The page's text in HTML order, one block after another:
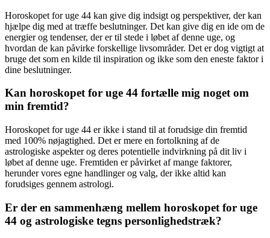
Horoskopet for uge 44 kan give dig indsigt og perspektiver, der kan
hjælpe dig med at træffe beslutninger. Det kan give dig en ide om de
energier og tendenser, der er til stede i løbet af denne uge, og
hvordan de kan påvirke forskellige livsområder. Det er dog vigtigt at
bruge det som en kilde til inspiration og ikke som den eneste faktor i
dine beslutninger.
Kan horoskopet for uge 44 fortælle mig noget om
min fremtid?
Horoskopet for uge 44 er ikke i stand til at forudsige din fremtid
med 100% nøjagtighed. Det er mere en fortolkning af de
astrologiske aspekter og deres potentielle indvirkning på dit liv i
løbet af denne uge. Fremtiden er påvirket af mange faktorer,
herunder vores egne handlinger og valg, der ikke altid kan
forudsiges gennem astrologi.
Er der en sammenhæng mellem horoskopet for uge
44 og astrologiske tegns personlighedstræk?